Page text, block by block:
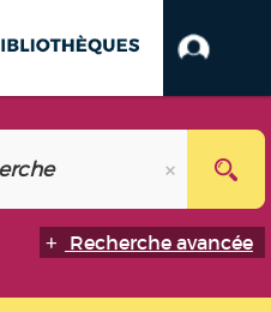
Recherche avancée